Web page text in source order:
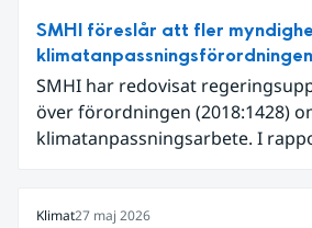
SMHI föreslår att fler
klimatanpassningsförordningen
SMHI har redovisat
över förordningen (2018:1428)
klimatanpassningsarbete. I
Klimat27 maj 2026